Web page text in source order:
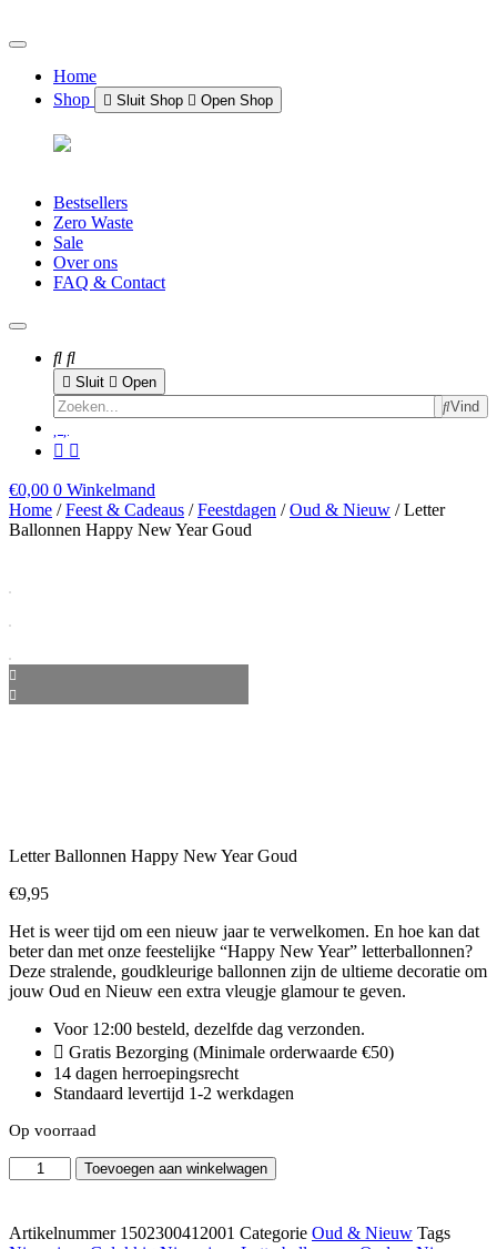
naar
inhoudHome
Shop
Sluit Shop Open Shop
Bestsellers
Zero Waste
Sale
Over ons
FAQ & Contact
Sluit
Open
Vind
€0,00 0 Winkelmand
Home /Feest & Cadeaus /Feestdagen /Oud & Nieuw / Letter
Ballonnen Happy New Year Goud
Letter Ballonnen Happy New Year Goud
€9,95
Het is weer tijd om een nieuw jaar te verwelkomen. En hoe kan dat
beter dan met onze feestelijke “Happy New Year” letterballonnen?
Deze stralende, goudkleurige ballonnen zijn de ultieme decoratie om
jouw Oud en Nieuw een extra vleugje glamour te geven.
Voor 12:00 besteld, dezelfde dag verzonden.
Gratis Bezorging (Minimale orderwaarde €50)
14 dagen herroepingsrecht
Standaard levertijd 1-2 werkdagen
Op voorraad
Letter
Ballonnen
New
Year
Toevoegen aan winkelwagen
Artikelnummer 1502300412001 Categorie Oud & Nieuw Tags